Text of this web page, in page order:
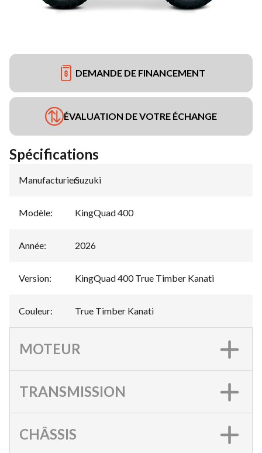
DEMANDE DE FINANCEMENT
ÉVALUATION DE VOTRE ÉCHANGE
Spécifications
Manufacturier:
Suzuki
Modèle: KingQuad 400
Année: 2026
Version: KingQuad 400 True Timber Kanati
Couleur: True Timber Kanati
MOTEUR
TRANSMISSION
CHÂSSIS